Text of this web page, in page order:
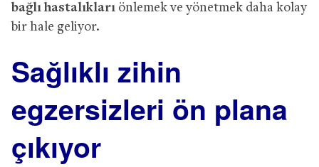
bağlı hastalıkları önlemek ve yönetmek daha kolay
bir hale geliyor.
Sağlıklı zihin
egzersizleri ön plana
çıkıyor